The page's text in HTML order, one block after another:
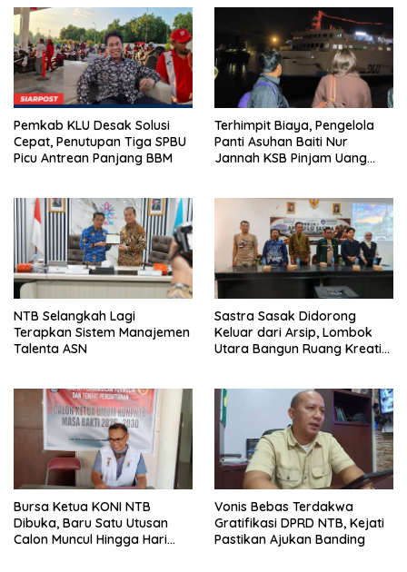
Pemkab KLU Desak Solusi
Cepat, Penutupan Tiga SPBU
Picu Antrean Panjang BBM
Terhimpit Biaya, Pengelola
Panti Asuhan Baiti Nur
Jannah KSB Pinjam Uang
Kunjung Tuntas
NTB Selangkah Lagi
Terapkan Sistem Manajemen
Talenta ASN
Sastra Sasak Didorong
Keluar dari Arsip, Lombok
Utara Bangun Ruang Kreatif
Bursa Ketua KONI NTB
Dibuka, Baru Satu Utusan
Calon Muncul Hingga Hari
Vonis Bebas Terdakwa
Gratifikasi DPRD NTB, Kejati
Pastikan Ajukan Banding